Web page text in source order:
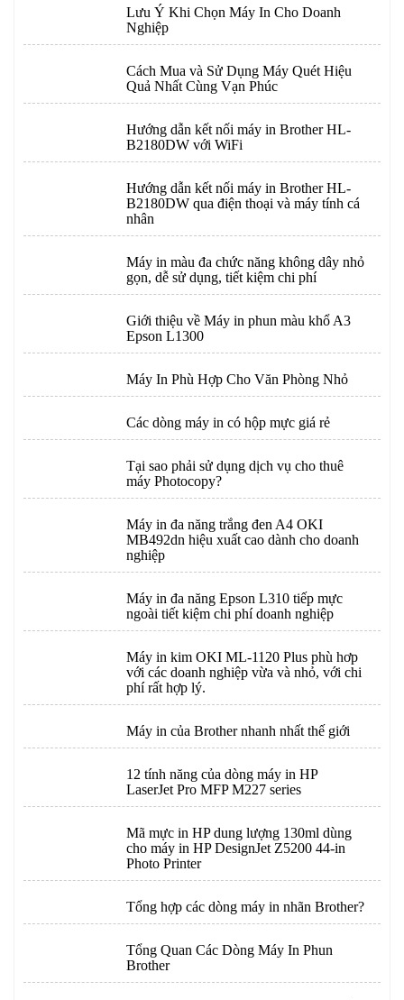
Lưu Ý Khi Chọn Máy In Cho Doanh
Nghiệp
Cách Mua và Sử Dụng Máy Quét Hiệu
Quả Nhất Cùng Vạn Phúc
Hướng dẫn kết nối máy in Brother HL-
B2180DW với WiFi
Hướng dẫn kết nối máy in Brother HL-
B2180DW qua điện thoại và máy tính cá
nhân
Máy in màu đa chức năng không dây nhỏ
gọn, dễ sử dụng, tiết kiệm chi phí
Giới thiệu về Máy in phun màu khổ A3
Epson L1300
Máy In Phù Hợp Cho Văn Phòng Nhỏ
Các dòng máy in có hộp mực giá rẻ
Tại sao phải sử dụng dịch vụ cho thuê
máy Photocopy?
Máy in đa năng trắng đen A4 OKI
MB492dn hiệu xuất cao dành cho doanh
nghiệp
Máy in đa năng Epson L310 tiếp mực
ngoài tiết kiệm chi phí doanh nghiệp
Máy in kim OKI ML-1120 Plus phù hơp
với các doanh nghiệp vừa và nhỏ, với chi
phí rất hợp lý.
Máy in của Brother nhanh nhất thế giới
12 tính năng của dòng máy in HP
LaserJet Pro MFP M227 series
Mã mực in HP dung lượng 130ml dùng
cho máy in HP DesignJet Z5200 44-in
Photo Printer
Tổng hợp các dòng máy in nhãn Brother?
Tổng Quan Các Dòng Máy In Phun
Brother